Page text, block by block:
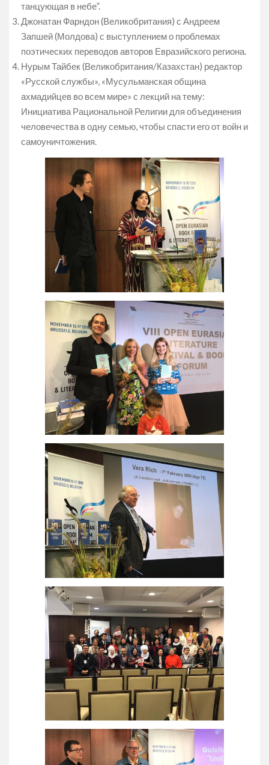
танцующая в небе”.
Джонатан Фарндон (Великобритания) с Андреем
Запшей (Молдова) с выступлением о проблемах
поэтических переводов авторов Евразийского региона.
Нурым Тайбек (Великобритания/Казахстан) редактор
«Русской службы», «Мусульманская община
ахмадийцев во всем мире» с лекций на тему:
Инициатива Рациональной Религии для объединения
человечества в одну семью, чтобы спасти его от войн и
самоуничтожения.